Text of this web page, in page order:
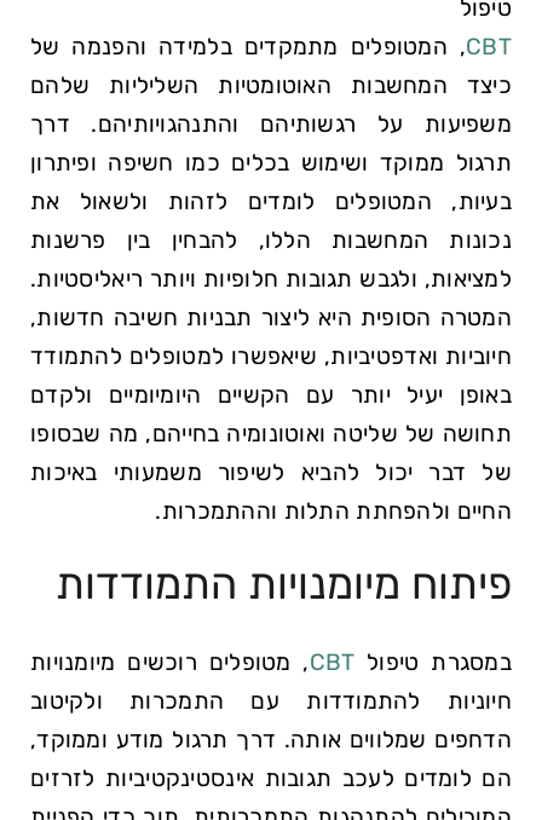
טיפול
CBT, המטופלים מתמקדים בלמידה והפנמה של
כיצד המחשבות האוטומטיות השליליות שלהם
משפיעות על רגשותיהם והתנהגויותיהם. דרך
תרגול ממוקד ושימוש בכלים כמו חשיפה ופיתרון
בעיות, המטופלים לומדים לזהות ולשאול את
נכונות המחשבות הללו, להבחין בין פרשנות
למציאות, ולגבש תגובות חלופיות ויותר ריאליסטיות.
המטרה הסופית היא ליצור תבניות חשיבה חדשות,
חיוביות ואדפטיביות, שיאפשרו למטופלים להתמודד
באופן יעיל יותר עם הקשיים היומיומיים ולקדם
תחושה של שליטה ואוטונומיה בחייהם, מה שבסופו
של דבר יכול להביא לשיפור משמעותי באיכות
החיים ולהפחתת התלות וההתמכרות.
פיתוח מיומנויות התמודדות
במסגרת טיפול CBT, מטופלים רוכשים מיומנויות
חיוניות להתמודדות עם התמכרות ולקיטוב
הדחפים שמלווים אותה. דרך תרגול מודע וממוקד,
הם לומדים לעכב תגובות אינסטינקטיביות לזרזים